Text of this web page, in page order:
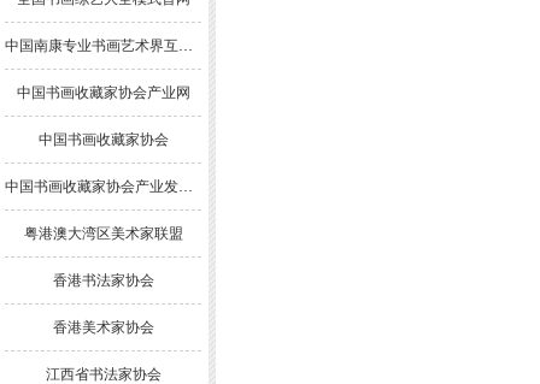
中国南康专业书画艺术界互联网模式综合大全
中国书画收藏家协会产业网
中国书画收藏家协会
中国书画收藏家协会产业发展委员会
粤港澳大湾区美术家联盟
香港书法家协会
香港美术家协会
江西省书法家协会